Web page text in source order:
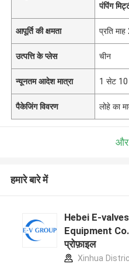
पंपिंग
आपूर्ति की क्षमता प्रति
उत्पत्ति के प्लेस चीन
न्यूनतम आदेश मात्रा 1 सेट 10
पैकेजिंग विवरण लोहे का
और
हमारे बारे में
Hebei E-
Equipment Co.,
प्रोफ़ाइल
Xinhua